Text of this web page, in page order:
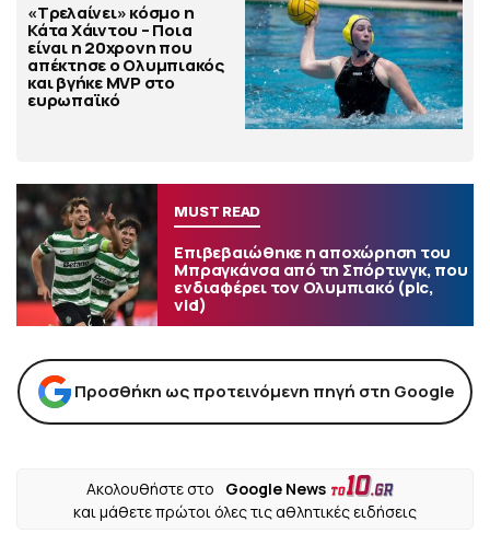
«Τρελαίνει» κόσμο η
Κάτα Χάιντου – Ποια
είναι η 20χρονη που
απέκτησε ο Ολυμπιακός
και βγήκε MVP στο
ευρωπαϊκό
MUST READ
Επιβεβαιώθηκε η αποχώρηση του
Μπραγκάνσα από τη Σπόρτινγκ, που
ενδιαφέρει τον Ολυμπιακό (pic,
vid)
Προσθήκη ως προτεινόμενη πηγή στη Google
Ακολουθήστε στο
Google News
και μάθετε πρώτοι όλες τις αθλητικές ειδήσεις